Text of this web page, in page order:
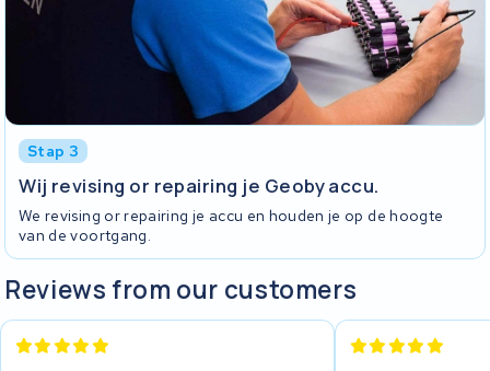
Stap 3
Wij revising or repairing je Geoby accu.
We revising or repairing je accu en houden je op de hoogte
van de voortgang.
Reviews from our customers